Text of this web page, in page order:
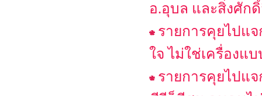
อ.อุบล และสิ่งศัก
รายการคุยไปแ
ใจ ไม่ใช่เครื่องแบ
รายการคุยไปแ